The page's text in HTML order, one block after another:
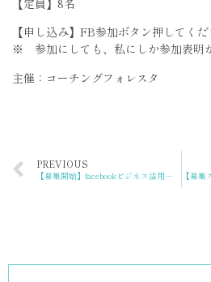
【申し込み】FB参加ボタン押してくだ
※ 参加にしても、私にしか参加表明
主催：コーチングフォレスタ
PREVIOUS
【募集開始】facebookビジネス活用講座 延べ100人以上の女性が参加（女性限定）